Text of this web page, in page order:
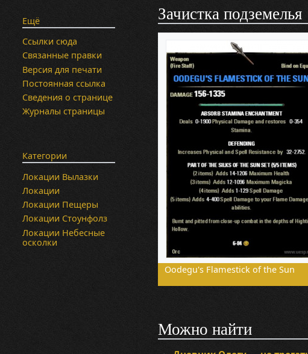
Зачистка подземелья
Oodegu's Flamestick of the Sun
Можно найти
Ещё
Ссылки сюда
Связанные правки
Версия для печати
Постоянная ссылка
Сведения о странице
Журналы страницы
Категории
Локации Вылазки
Локации
Локации Пещеры
Локации Стоунфолз
Локации Небесные
осколки